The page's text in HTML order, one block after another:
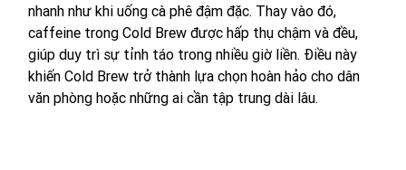
nhanh như khi uống cà phê đậm đặc. Thay vào đó,
caffeine trong Cold Brew được hấp thụ chậm và đều,
giúp duy trì sự tỉnh táo trong nhiều giờ liền. Điều này
khiến Cold Brew trở thành lựa chọn hoàn hảo cho dân
văn phòng hoặc những ai cần tập trung dài lâu.